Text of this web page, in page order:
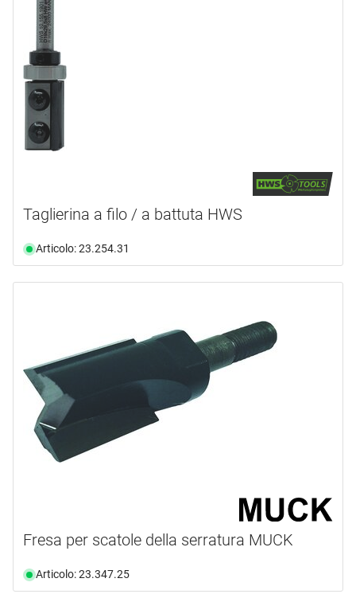
Taglierina a filo / a battuta HWS
Articolo: 23.254.31
Fresa per scatole della serratura MUCK
Articolo: 23.347.25